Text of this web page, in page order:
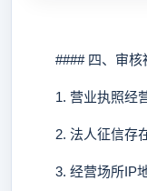
#### 四、审核
1. 营业执照经营
2. 法人征信存在
3. 经营场所IP地